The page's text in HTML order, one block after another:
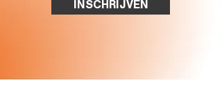
INSCHRIJVEN